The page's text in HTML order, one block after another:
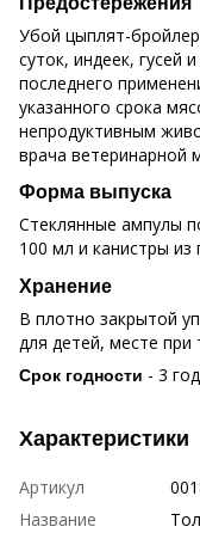
Убой цыплят-
суток, индеек, гусей
последнего
указанного срока
непродуктивным
врача ветеринарной
Форма выпуска
Стеклянные ампулы
100 мл и канистры
Хранение
В плотно закрытой
для детей, месте при
Срок годности - 3
Характеристики
Артикул
Название